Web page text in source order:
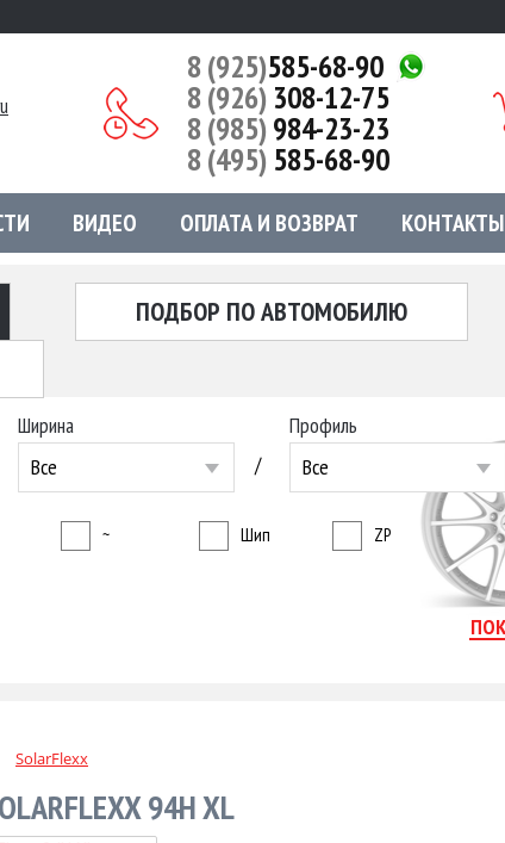
8 (925)585-68-90
8 (926) 308-12-75
8 (985)984-23-23
8 (495) 585-68-90
ВИДЕО ОПЛАТА И ВОЗВРАТ КОНТАКТЫ
ПОДБОР ПО АВТОМОБИЛЮ
Ширина
Все
/
Профиль
Все
~ Шип ZP
SolarFlexx
94H XL